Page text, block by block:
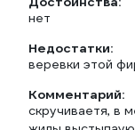
нет
Недостатки:
веревки этой
Комментарий:
скручиваетя, в